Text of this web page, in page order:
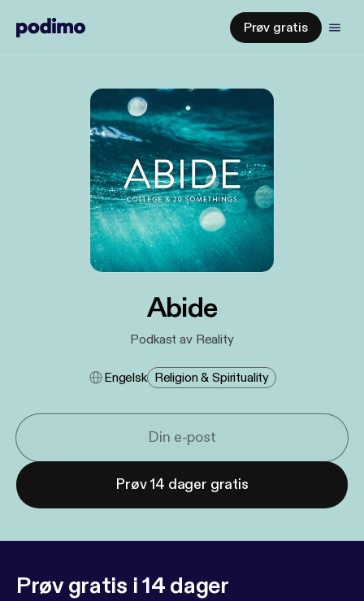
Prøv gratis
Abide
Podkast av Reality
Engelsk Religion & Spirituality
Prøv 14 dager gratis
Prøv gratis i 14 dager